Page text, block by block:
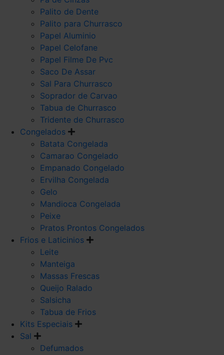
Palito de Dente
Palito para Churrasco
Papel Aluminio
Papel Celofane
Papel Filme De Pvc
Saco De Assar
Sal Para Churrasco
Soprador de Carvao
Tabua de Churrasco
Tridente de Churrasco
Congelados
Batata Congelada
Camarao Congelado
Empanado Congelado
Ervilha Congelada
Gelo
Mandioca Congelada
Peixe
Pratos Prontos Congelados
Frios e Laticinios
Leite
Manteiga
Massas Frescas
Queijo Ralado
Salsicha
Tabua de Frios
Kits Especiais
Sal
Defumados